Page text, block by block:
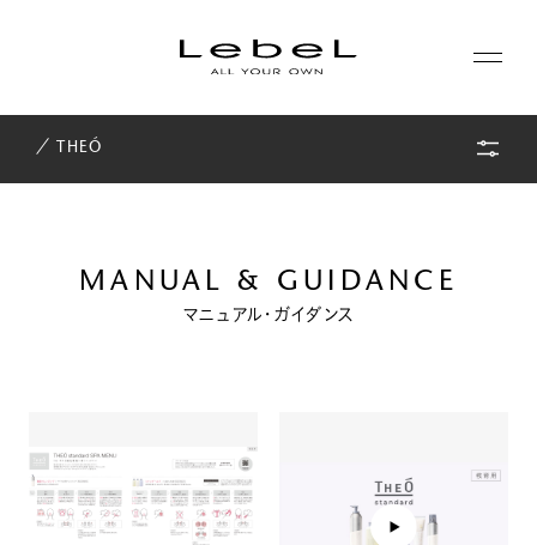
ABOUT
ヒストリー
サステナビリティ
LABORATORY
／ THEÓ
MANUAL & GUIDANCE
マニュアル・ガイダンス